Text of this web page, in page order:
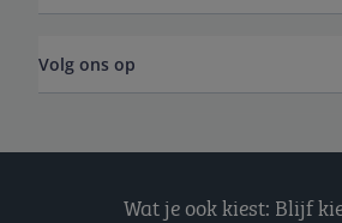
Volg ons op
Wat je ook kiest: Blijf